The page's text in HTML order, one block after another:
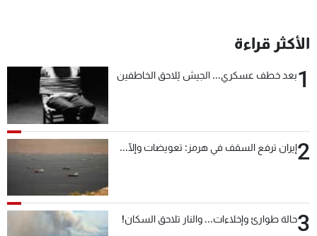
الأكثر قراءة
1بعد خطف عسكري... الجيش يُلاحق الخاطفين
2إيران ترفع السقف في هرمز: تعويضات وإلّا...
3حالة طوارئ وإخلاءات... والنار تلاحق السكان!